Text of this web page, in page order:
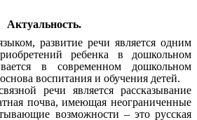
Актуальность.
развитие речи является одним
ребенка в дошкольном
в современном дошкольном
воспитания и обучения детей.
речи является рассказывание
почва, имеющая неограниченные
возможности – это русская